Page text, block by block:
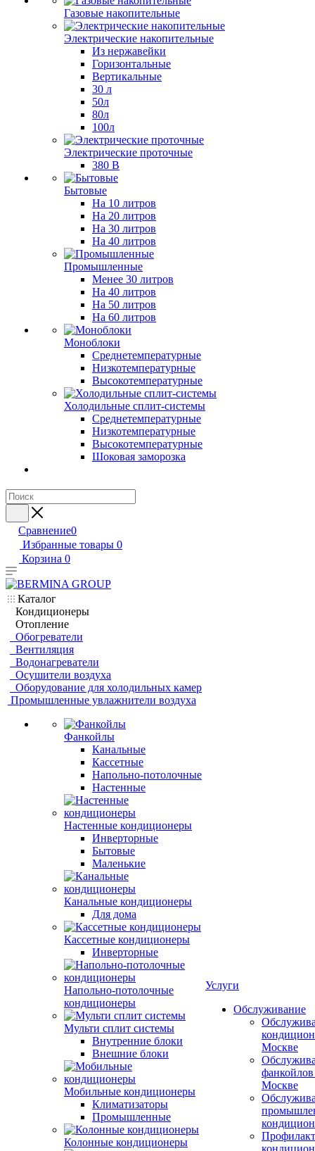
Газовые накопительные
Электрические накопительные
Из нержавейки
Горизонтальные
Вертикальные
30 л
50л
80л
100л
Электрические проточные
380 В
Бытовые
На 10 литров
На 20 литров
На 30 литров
На 40 литров
Промышленные
Менее 30 литров
На 40 литров
На 50 литров
На 60 литров
Моноблоки
Среднетемпературные
Низкотемпературные
Высокотемпературные
Холодильные сплит-системы
Среднетемпературные
Низкотемпературные
Высокотемпературные
Шоковая заморозка
Сравнение0
Избранные товары 0
Корзина 0
Каталог
Кондиционеры
Отопление
Обогреватели
Вентиляция
Водонагреватели
Осушители воздуха
Оборудование для холодильных камер
Промышленные увлажнители воздуха
Фанкойлы
Канальные
Кассетные
Напольно-потолочные
Настенные
Настенные кондиционеры
Инверторные
Бытовые
Маленькие
Канальные кондиционеры
Для дома
Кассетные кондиционеры
Инверторные
Напольно-потолочные
кондиционеры
Мульти сплит системы
Внутренние блоки
Внешние блоки
Мобильные кондиционеры
Климатизаторы
Промышленные
Колонные кондиционеры
Услуги
Обслуживание
Москве
Москве